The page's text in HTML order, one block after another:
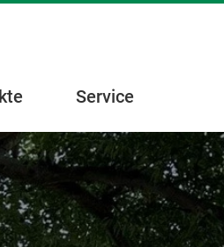
Service